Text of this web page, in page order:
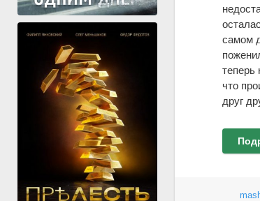
самом
теперь
что
друг